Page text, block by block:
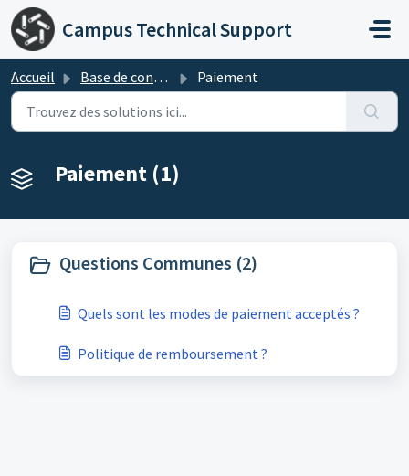
Passer au contenu principal
Campus Technical Support
Accueil Base de connaissances Paiement
Paiement (1)
Questions Communes (2)
Quels sont les modes de paiement acceptés ?
Politique de remboursement ?